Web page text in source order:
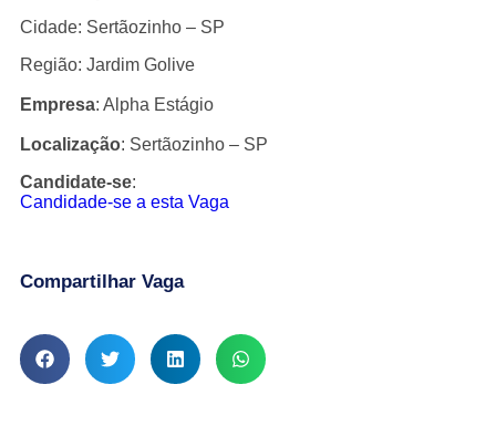
Cidade: Sertãozinho – SP
Região: Jardim Golive
Empresa: Alpha Estágio
Localização: Sertãozinho – SP
Candidate-se:
Candidade-se a esta Vaga
Compartilhar Vaga